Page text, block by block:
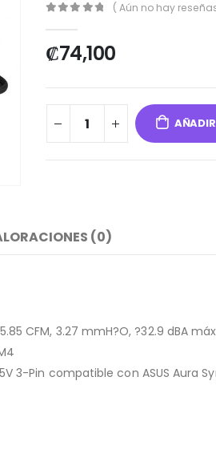
( Aún no hay
₡74,100
(0)
CFM, 3.27 mmH?O, ?32.9 dBA máx
3-Pin compatible con ASUS Aura